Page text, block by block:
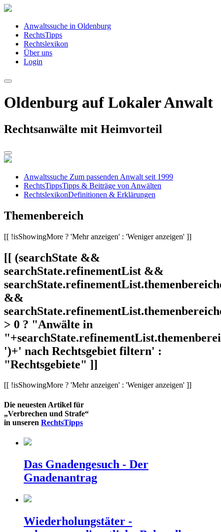
Anwaltssuche in Oldenburg
RechtsTipps
Rechtslexikon
Über uns
Login
Oldenburg auf Lokaler Anwalt
Rechtsanwälte mit Heimvorteil
Anwaltssuche Zum passenden Anwalt seit 1999
RechtsTippsTipps & Beiträge von Anwälten
RechtslexikonDefinitionen & Erklärungen
Themenbereich
[[ !isShowingMore ? 'Mehr anzeigen' : 'Weniger anzeigen' ]]
[[ (searchState &&
searchState.refinementList &&
&&
> 0 ? "Anwälte in
')+' nach Rechtsgebiet filtern' :
"Rechtsgebiete" ]]
[[ !isShowingMore ? 'Mehr anzeigen' : 'Weniger anzeigen' ]]
Die neuesten Artikel für
„Verbrechen und Strafe“
in unseren RechtsTipps
Das Gnadengesuch - Der
Gnadenantrag
Wiederholungstäter -